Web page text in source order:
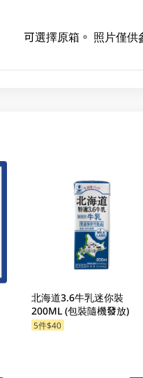
可選擇原箱。 照片僅供
北海道3.6牛乳迷你裝
200ML (包裝隨機發放)
5件$40